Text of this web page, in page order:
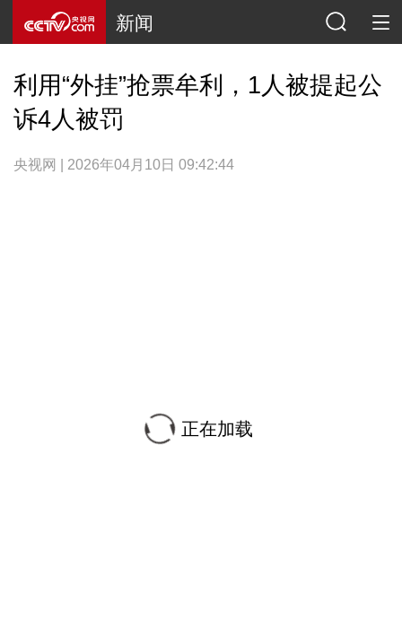
新闻
利用“外挂”抢票牟利，1人被提起公
诉4人被罚
央视网 | 2026年04月10日 09:42:44
正在加载